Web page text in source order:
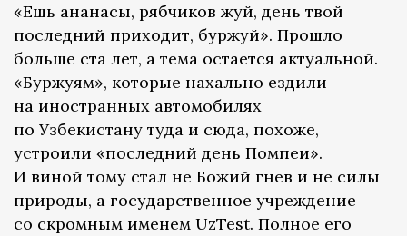
«Ешь ананасы, рябчиков жуй, день твой
последний приходит, буржуй». Прошло
больше ста лет, а тема остается актуальной.
«Буржуям», которые нахально ездили
на иностранных автомобилях
по Узбекистану туда и сюда, похоже,
устроили «последний день Помпеи».
И виной тому стал не Божий гнев и не силы
природы, а государственное учреждение
со скромным именем UzTest. Полное его